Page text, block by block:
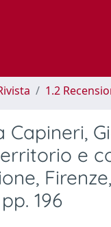
1.2
Capineri,
e
196